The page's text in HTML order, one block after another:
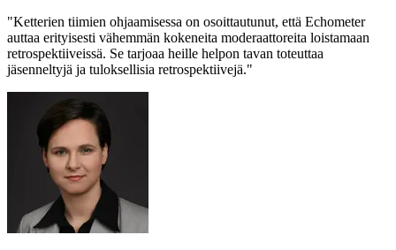
"Ketterien tiimien ohjaamisessa on osoittautunut, että Echometer
auttaa erityisesti vähemmän kokeneita moderaattoreita loistamaan
retrospektiiveissä. Se tarjoaa heille helpon tavan toteuttaa
jäsenneltyjä ja tuloksellisia retrospektiivejä."